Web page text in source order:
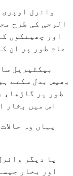
وائرل
الرجی کی طرح
اور چھینکوں
عام طور پر ان
بیکٹیریل
بھیس بدل سکتے
طور پر گاڑھا،
اس میں بخار
یہاں وہ
اور بخار